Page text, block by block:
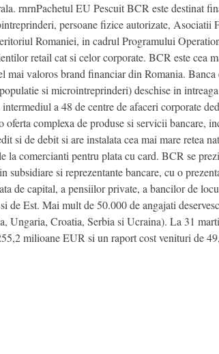
rnrnPachetul EU Pescuit BCR este destinat
persoane fizice autorizate,
Romaniei, in cadrul Programului
retail cat si celor corporate. BCR este cea
valoros brand financiar din Romania.
si microintreprinderi) deschise in
a 48 de centre de afaceri corporate
complexa de produse si servicii bancare,
si de debit si are instalata cea mai mare retea
la comercianti pentru plata cu card. BCR se
si reprezentante bancare, cu o
de capital, a pensiilor private, a bancilor de
Est. Mai mult de 50.000 de angajati
Croatia, Serbia si Ucraina). La 31
milioane EUR si un raport cost venituri de